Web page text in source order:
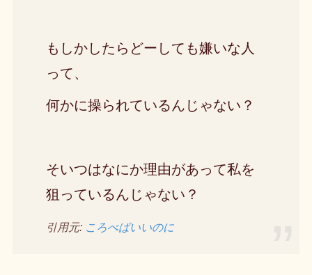
もしかしたらどーしても嫌いな人
って、
何かに操られているんじゃない？
そいつはなにか理由があって私を
狙っているんじゃない？
引用元: ころべばいいのに